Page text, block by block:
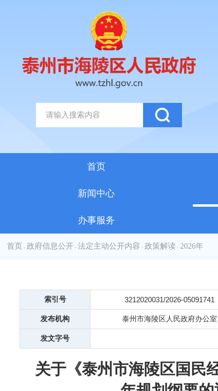
首页
新闻中心
办事服务
首页 > 政府信息公开 > 法定主动公开内容 > 政策解读 >2026年
索引号 3212020031/2026-05091741
发布机构 泰州市海陵区人民政府办公室
发文字号
关于《泰州市海陵区国民